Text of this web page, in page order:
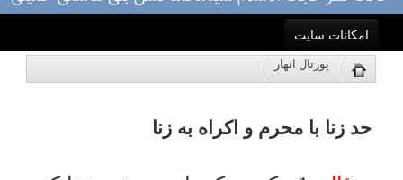
امکانات سایت
خانه
درباره ما
پورتال انهار
آن بچه چيست؟
محضر حاكم شرع ثابت شود بايد حد